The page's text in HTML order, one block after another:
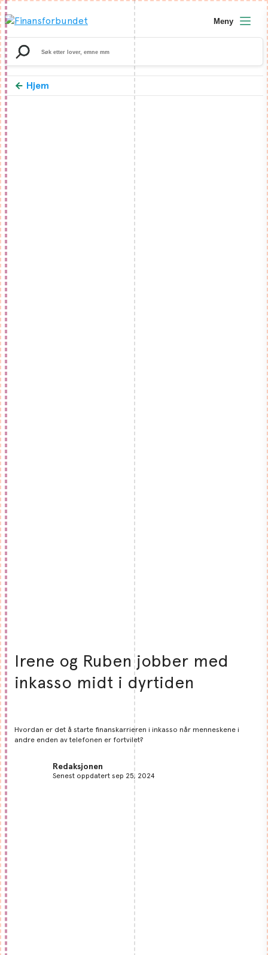
Search
for:
Meny
Hjem
Irene og Ruben jobber med
inkasso midt i dyrtiden
Hvordan er det å starte finanskarrieren i inkasso når menneskene i
andre enden av telefonen er fortvilet?
Redaksjonen
Senest oppdatert sep 25, 2024